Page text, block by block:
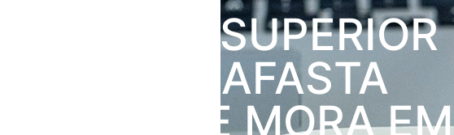
CÂMARA SUPERIOR
DO CARF AFASTA
MULTA DE MORA EM